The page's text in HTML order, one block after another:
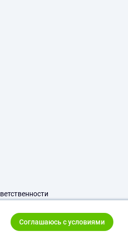
Соглашаюсь с условиями